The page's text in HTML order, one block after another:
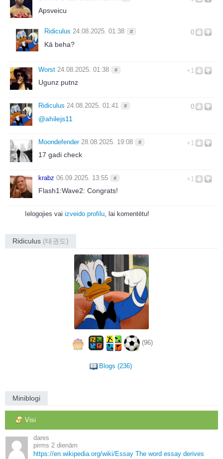
Apsveicu
0
Ridiculus 24.08.2025. 01:38 #
Kā beha?
+1
Worst 24.08.2025. 01:38 #
Ugunz putnz
0
Ridiculus 24.08.2025. 01:41 #
@ahilejs11
+1
Moondefender 28.08.2025. 19:08 #
17 gadi check
+1
krabz 06.09.2025. 13:55 #
Flash1:Wave2: Congrats!
Ielogojies vai izveido profilu , lai komentētu!
Ridiculus (태권도)
(96)
Blogs (236)
Miniblogi
Visi
dares
2 dienām
https://en. wikipedia. org/wiki/Essay The word essay derives